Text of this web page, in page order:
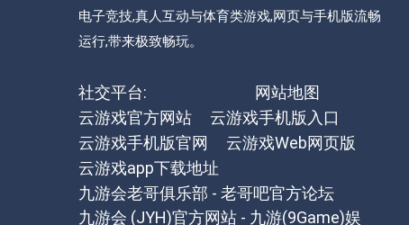
电子竞技,真人互动与体育类游戏,网页与手机版流畅
运行,带来极致畅玩。
社交平台:
网站地图
云游戏官方网站
云游戏手机版入口
云游戏手机版官网
云游戏Web网页版
云游戏app下载地址
九游会老哥俱乐部 - 老哥吧官方论坛
九游会 (JYH)官方网站 - 九游(9Game)娱